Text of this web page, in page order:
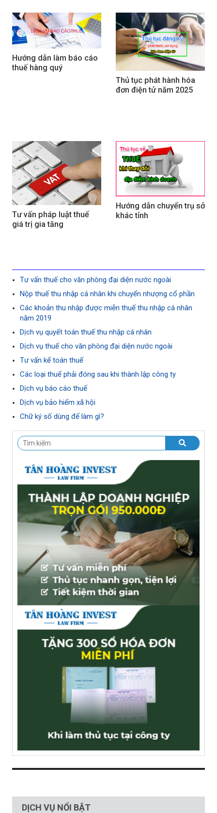
Hướng dẫn làm báo cáo
thuế hàng quý
Thủ tục phát hành hóa
đơn điện tử năm 2025
Tư vấn pháp luật thuế
giá trị gia tăng
Hướng dẫn chuyển trụ sở
khác tỉnh
Tư vấn thuế cho văn phòng đại diện nước ngoài
Nộp thuế thu nhập cá nhân khi chuyển nhượng cổ phần
Các khoản thu nhập được miễn thuế thu nhập cá nhân
năm 2019
Dịch vụ quyết toán thuế thu nhập cá nhân
Dịch vụ thuế cho văn phòng đại diện nước ngoài
Tư vấn kế toán thuế
Các loại thuế phải đóng sau khi thành lập công ty
Dịch vụ báo cáo thuế
Dịch vụ bảo hiểm xã hội
Chữ ký số dùng để làm gì?
DỊCH VỤ NỔI BẬT